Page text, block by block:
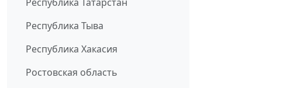
Республика Тыва
Республика Хакасия
Ростовская область